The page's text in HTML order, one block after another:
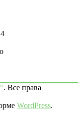
. Все права
WordPress.